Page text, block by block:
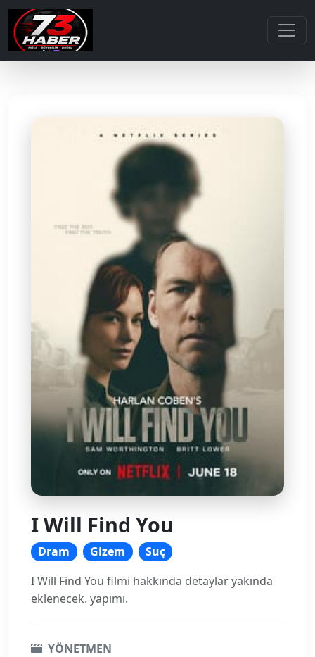
I Will Find You
Dram Gizem
Suç
I Will Find You filmi hakkında detaylar yakında
eklenecek. yapımı.
YÖNETMEN